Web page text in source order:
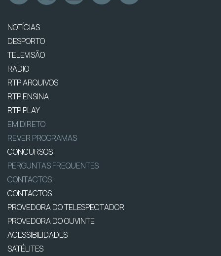
NOTÍCIAS
DESPORTO
TELEVISÃO
RÁDIO
RTP ARQUIVOS
RTP ENSINA
RTP PLAY
EM DIRETO
REVER PROGRAMAS
CONCURSOS
PERGUNTAS FREQUENTES
CONTACTOS
CONTACTOS
PROVEDORA DO TELESPECTADOR
PROVEDORA DO OUVINTE
ACESSIBILIDADES
SATÉLITES